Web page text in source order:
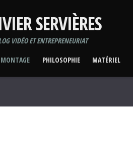
SERVIÈRES
VIDÉO ET ENTREPRENEURIAT
MONTAGE PHILOSOPHIE MATÉRIEL